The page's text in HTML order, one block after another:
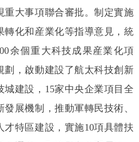
重大事項聯合審批。制定實施
轉化和産業化等指導意見，統
余個重大科技成果産業化項
劃，啟動建設了航太科技創新
城建設，15家中央企業項目全
展機制，推動軍轉民技術、
特區建設，實施10項具體扶